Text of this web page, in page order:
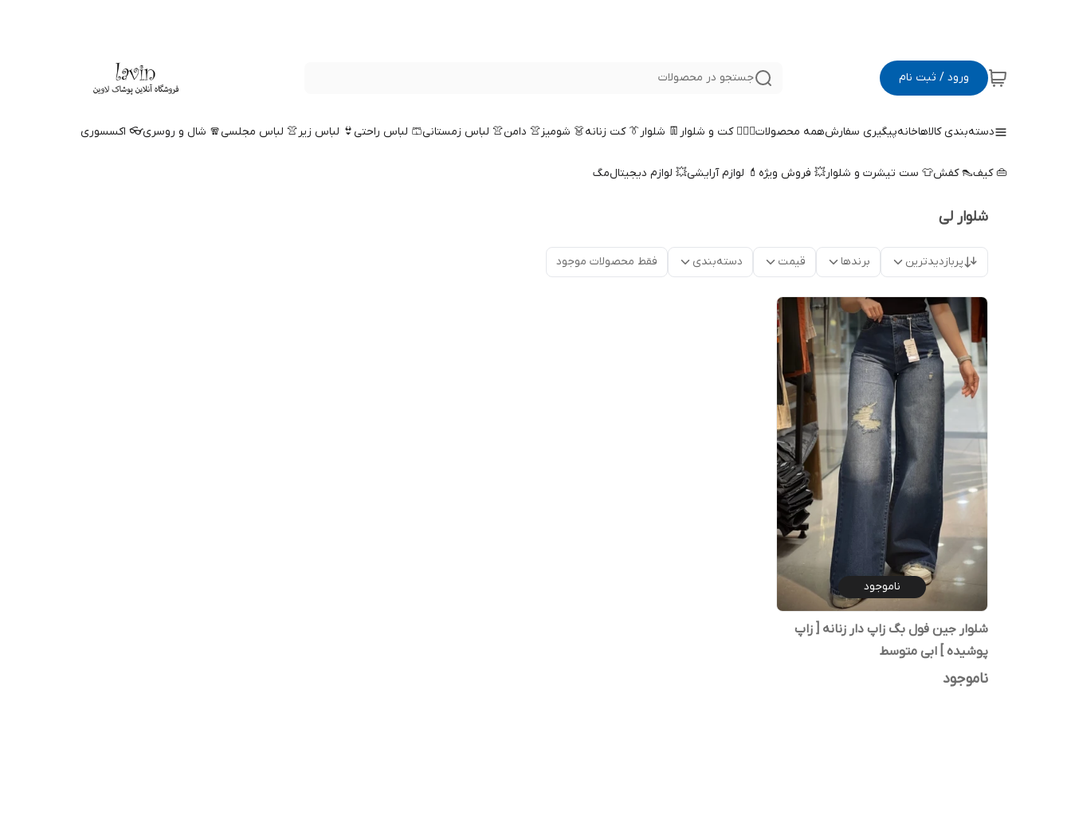
ورود / ثبت نام جستجو در محصولات
دسته‌بندی کالاهاخانهپیگیری سفارشهمه محصولات🤵🏻‍♀️ کت و شلوار 👖 شلوار👔 کت زنانه👗 شومیز👚 دامن👚 لباس زمستانی🩳 لباس راحتی👙 لباس زیر👚 لباس مجلسی🧣 شال و روسری👓 اکسسوری
👜 کیف👠 کفش👕 ست تیشرت و شلوار💥 فروش ویژه 💄 لوازم آرایشی💥 لوازم دیجیتالمگ
شلوار لی
پربازدیدترین برندها قیمت دسته‌بندی فقط محصولات موجود
ناموجود
شلوار جین فول بگ زاپ دار زنانه [ زاپ
پوشیده ] ابی متوسط
ناموجود